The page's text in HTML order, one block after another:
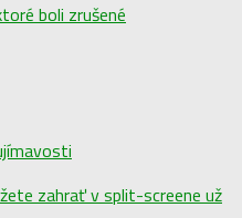
boli zrušené
zahrať v split-screene už